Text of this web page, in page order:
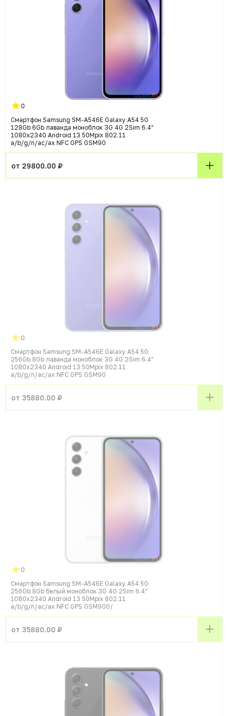
0
Смартфон Samsung SM-A546E Galaxy A54 5G
128Gb 6Gb лаванда моноблок 3G 4G 2Sim 6.4"
1080x2340 Android 13 50Mpix 802.11
a/b/g/n/ac/ax NFC GPS GSM90
от 29800.00 ₽
0
Смартфон Samsung SM-A546E Galaxy A54 5G
256Gb 8Gb лаванда моноблок 3G 4G 2Sim 6.4"
1080x2340 Android 13 50Mpix 802.11
a/b/g/n/ac/ax NFC GPS GSM90
от 35880.00 ₽
0
Смартфон Samsung SM-A546E Galaxy A54 5G
256Gb 8Gb белый моноблок 3G 4G 2Sim 6.4"
1080x2340 Android 13 50Mpix 802.11
a/b/g/n/ac/ax NFC GPS GSM900/
от 35880.00 ₽